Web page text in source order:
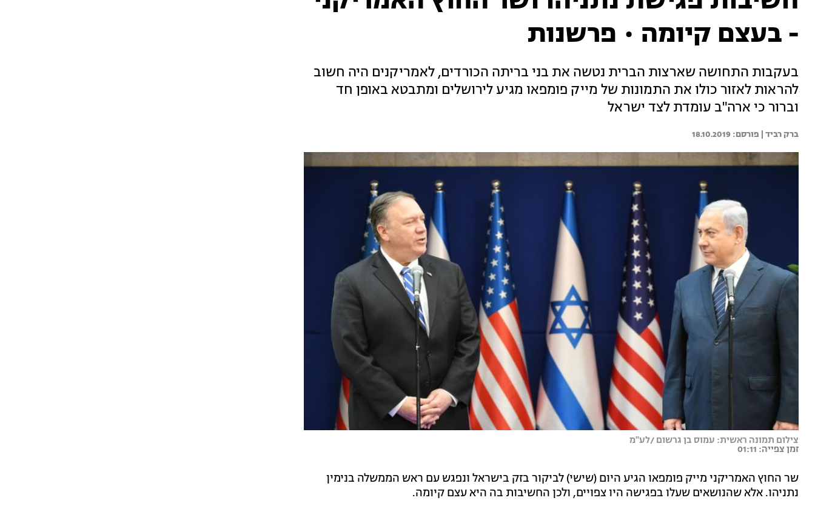
- בעצם קיומה • פרשנות
בעקבות התחושה שארצות הברית נטשה את בני בריתה הכורדים, לאמריקנים היה חשוב
להראות לאזור כולו את התמונות של מייק פומפאו מגיע לירושלים ומתבטא באופן חד
וברור כי ארה"ב עומדת לצד ישראל
ברק רביד | 18.10.2019
צילום תמונה ראשית: עמוס בן גרשום /לע"מ
זמן צפייה: 01:11
שר החוץ האמריקני מייק פומפאו הגיע היום (שישי) לביקור בזק בישראל ונפגש עם ראש הממשלה בנימין
נתניהו. אלא שהנושאים שעלו בפגישה היו צפויים, ולכן החשיבות בה היא עצם קיומה.